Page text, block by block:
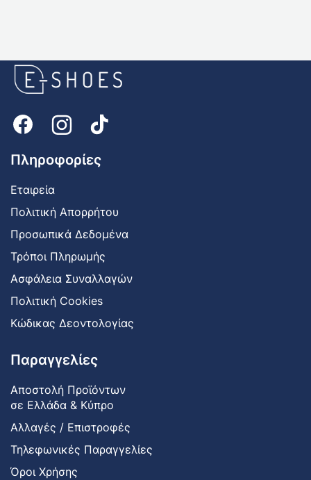
Πληροφορίες
Εταιρεία
Πολιτική Απορρήτου
Προσωπικά Δεδομένα
Τρόποι Πληρωμής
Ασφάλεια Συναλλαγών
Πολιτική Cookies
Κώδικας Δεοντολογίας
Παραγγελίες
Αποστολή Προϊόντων
σε Ελλάδα & Κύπρο
Αλλαγές / Επιστροφές
Τηλεφωνικές Παραγγελίες
Όροι Χρήσης